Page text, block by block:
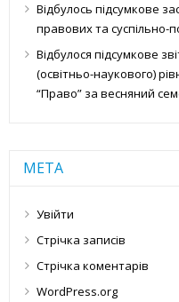
Відбулось підсумкове
правових та суспільно-
Відбулося підсумкове
(освітньо-наукового)
“Право” за весняний
МЕТА
Увійти
Стрічка записів
Стрічка коментарів
WordPress.org